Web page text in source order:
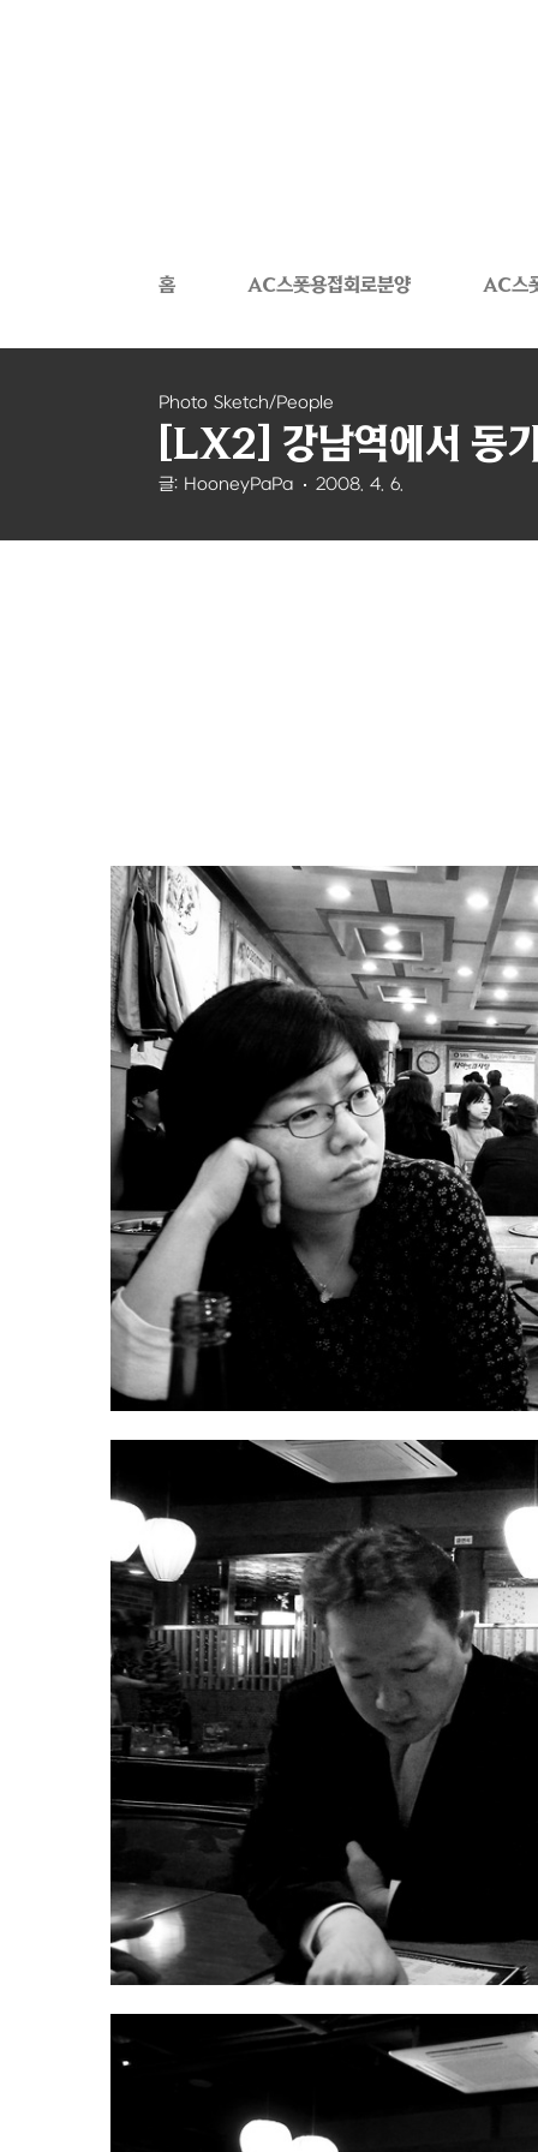
홈 AC스폿용접회로분양 AC스
Photo Sketch/People
[LX2] 강남역에서 동
글: HooneyPaPa 2008. 4. 6.